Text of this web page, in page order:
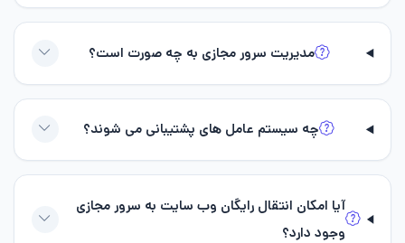
مدیریت سرور مجازی به چه صورت است؟
چه سیستم عامل های پشتیبانی می شوند؟
آیا امکان انتقال رایگان وب سایت به سرور مجازی
وجود دارد؟